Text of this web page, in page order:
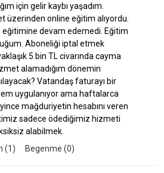
için gelir kaybı yaşadım.
üzerinden online eğitim alıyordu.
eğitimine devam edemedi. Eğitim
Aboneliği iptal etmek
5 bin TL civarında cayma
alamadığım dönemin
Vatandaş faturayı bir
uygulanıyor ama haftalarca
mağduriyetin hesabını veren
sadece ödediğimiz hizmeti
alabilmek.
(1) Begenme (0)